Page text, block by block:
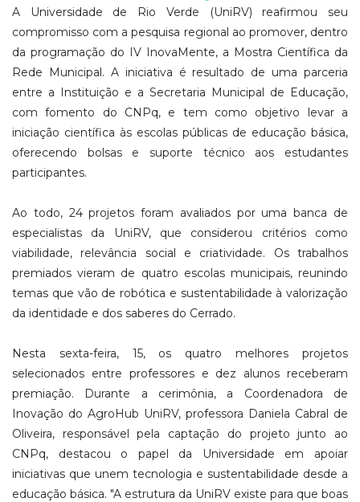
A Universidade de Rio Verde (UniRV) reafirmou seu
compromisso com a pesquisa regional ao promover, dentro
da programação do IV InovaMente, a Mostra Científica da
Rede Municipal. A iniciativa é resultado de uma parceria
entre a Instituição e a Secretaria Municipal de Educação,
com fomento do CNPq, e tem como objetivo levar a
iniciação científica às escolas públicas de educação básica,
oferecendo bolsas e suporte técnico aos estudantes
participantes.
Ao todo, 24 projetos foram avaliados por uma banca de
especialistas da UniRV, que considerou critérios como
viabilidade, relevância social e criatividade. Os trabalhos
premiados vieram de quatro escolas municipais, reunindo
temas que vão de robótica e sustentabilidade à valorização
da identidade e dos saberes do Cerrado.
Nesta sexta-feira, 15, os quatro melhores projetos
selecionados entre professores e dez alunos receberam
premiação. Durante a cerimônia, a Coordenadora de
Inovação do AgroHub UniRV, professora Daniela Cabral de
Oliveira, responsável pela captação do projeto junto ao
CNPq, destacou o papel da Universidade em apoiar
iniciativas que unem tecnologia e sustentabilidade desde a
educação básica. "A estrutura da UniRV existe para que boas